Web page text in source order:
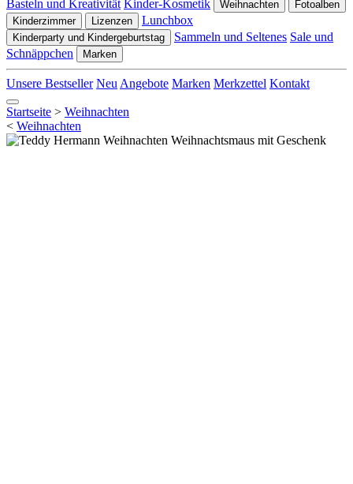
Basteln und Kreativität Kinder-Kosmetik Weihnachten
Fotoalben
Kinderzimmer
Lizenzen Lunchbox
Kinderparty und Kindergeburtstag Sammeln und Seltenes Sale und
Schnäppchen
Marken
Unsere Bestseller Neu Angebote Marken Merkzettel Kontakt
Startseite > Weihnachten
< Weihnachten